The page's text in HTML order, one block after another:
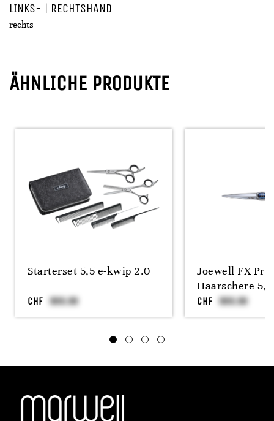
LINKS- | RECHTSHAND
rechts
ÄHNLICHE PRODUKTE
Starterset 5,5 e-kwip 2.0
CHF
Joewell FX Pro
Haarschere 5,5
CHF